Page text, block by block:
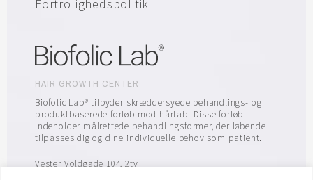
Fortrolighedspolitik
HAIR GROWTH CENTER
Biofolic Lab® tilbyder skræddersyede behandlings- og
produktbaserede forløb mod hårtab. Disse forløb
indeholder målrettede behandlingsformer, der løbende
tilpasses dig og dine individuelle behov som patient.
Vester Voldgade 104, 2tv